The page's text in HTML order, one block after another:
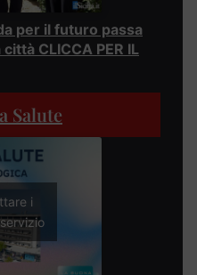
per il futuro passa
CLICCA PER IL
Salute
i